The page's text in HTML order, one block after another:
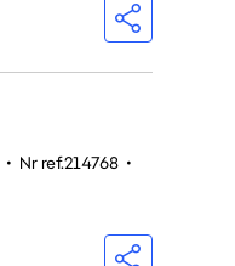
• Nr ref.214768 •